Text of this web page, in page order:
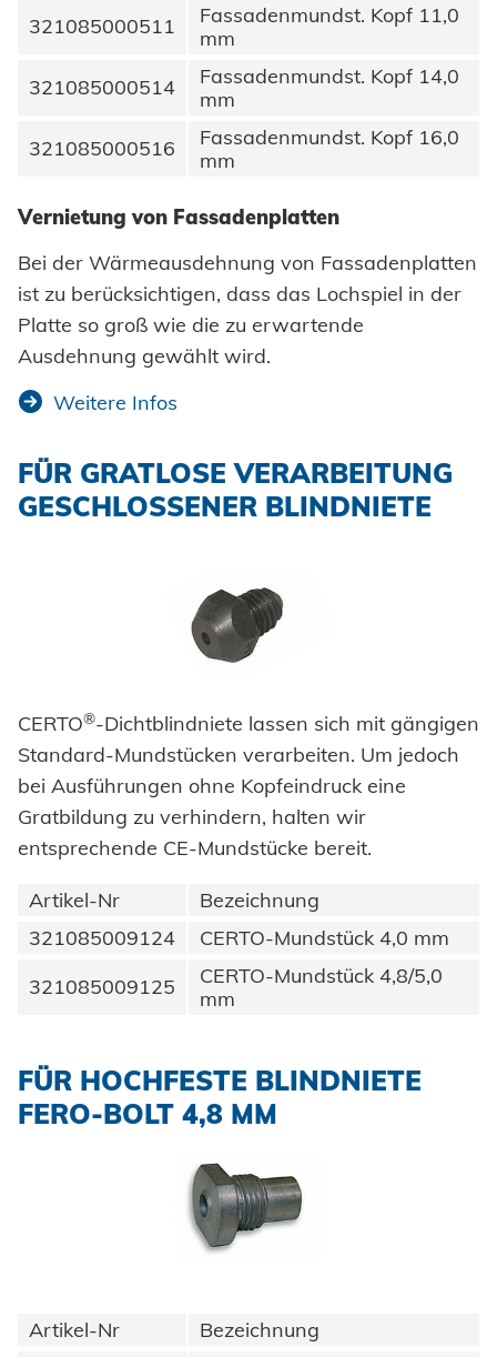
AGBs
321085000511
Fassadenmundst. Kopf 11,0
mm
321085000514
Fassadenmundst. Kopf 14,0
mm
321085000516
Fassadenmundst. Kopf 16,0
mm
Vernietung von Fassadenplatten
Bei der Wärmeausdehnung von Fassadenplatten
ist zu berücksichtigen, dass das Lochspiel in der
Platte so groß wie die zu erwartende
Ausdehnung gewählt wird.
Weitere Infos
FÜR GRATLOSE VERARBEITUNG
GESCHLOSSENER BLINDNIETE
CERTO®-Dichtblindniete lassen sich mit gängigen
Standard-Mundstücken verarbeiten. Um jedoch
bei Ausführungen ohne Kopfeindruck eine
Gratbildung zu verhindern, halten wir
entsprechende CE-Mundstücke bereit.
Artikel-Nr
Bezeichnung
321085009124
CERTO-Mundstück 4,0 mm
321085009125
CERTO-Mundstück 4,8/5,0
mm
FÜR HOCHFESTE BLINDNIETE
FERO-BOLT 4,8 MM
Artikel-Nr
Bezeichnung